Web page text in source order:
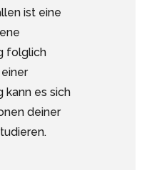
ist eine
folglich
kann es sich
deiner